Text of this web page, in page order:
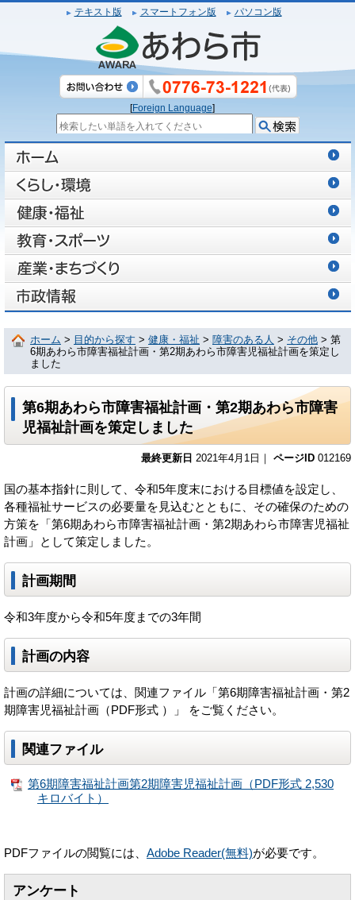
テキスト版 スマートフォン版 パソコン版
[Foreign Language]
ホーム > 目的から探す > 健康・福祉 > 障害のある人 > その他 > 第
6期あわら市障害福祉計画・第2期あわら市障害児福祉計画を策定し
ました
第6期あわら市障害福祉計画・第2期あわら市障害
児福祉計画を策定しました
最終更新日 2021年4月1日｜ ページID 012169
国の基本指針に則して、令和5年度末における目標値を設定し、
各種福祉サービスの必要量を見込むとともに、その確保のための
方策を「第6期あわら市障害福祉計画・第2期あわら市障害児福祉
計画」として策定しました。
計画期間
令和3年度から令和5年度までの3年間
計画の内容
計画の詳細については、関連ファイル「第6期障害福祉計画・第2
期障害児福祉計画（PDF形式 ）」 をご覧ください。
関連ファイル
第6期障害福祉計画第2期障害児福祉計画（PDF形式 2,530
キロバイト）
PDFファイルの閲覧には、 Adobe Reader(無料)が必要です。
アンケート